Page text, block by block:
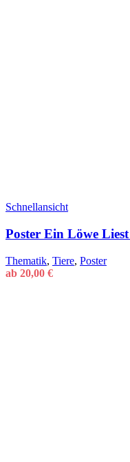
Schnellansicht
Poster Ein Löwe
Thematik, Tiere, Poster
ab 20,00 €